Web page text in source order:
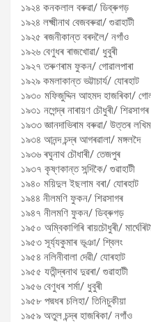
১৯২৪ কনকলাল বৰুৱা/ ডিব্ৰুগড়
১৯২৪ লক্ষ্মীনাথ বেজবৰুৱা/ গুৱাহাটী
১৯২৫ ৰজনীকান্ত বৰদলৈ/ নগাঁও
১৯২৬ বেণুধৰ ৰাজখোৱা/ ধুবুৰী
১৯২৭ তৰুণৰাম ফুকন/ গোৱালপাৰা
১৯২৯ কমলাকান্ত ভট্টাচাৰ্য/ যোৰহাট
১৯৩০ মফিজুদ্দিন আহমদ হাজৰিকা/
১৯৩১ নগেন্দ্ৰ নাৰায়ণ চৌধুৰী/ শিৱসাগৰ
১৯৩৩ জ্ঞানদাভিৰাম বৰুৱা/ উত্তৰ
১৯৩৪ আনন্দ চন্দ্ৰ আগৰৱালা/ মঙ্গলদৈ
১৯৩৬ ৰঘুনাথ চৌধাৰী/ তেজপুৰ
১৯৩৭ কৃষ্ণকান্ত সন্দিকৈ/ গুৱাহাটী
১৯৪০ ময়িদুল ইছলাম বৰা/ যোৰহাট
১৯৪৪ নীলমণি ফুকন/ শিৱসাগৰ
১৯৪৭ নীলমণি ফুকন/ ডিব্ৰুগড়
১৯৫০ অম্বিকাগিৰি ৰায়চৌধুৰী/
১৯৫৩ সূৰ্য্যকুমাৰ ভূঞা/ শ্বিলং
১৯৫৪ নলিনীবালা দেৱী/ যোৰহাট
১৯৫৫ যতীন্দ্ৰনাথ দুৱৰা/ গুৱাহাটী
১৯৫৬ বেণুধৰ শৰ্মা/ ধুবুৰী
১৯৫৮ পদ্মধৰ চলিহা/ তিনিচুকীয়া
১৯৫৯ অতুল চন্দ্ৰ হাজৰিকা/ নগাঁও